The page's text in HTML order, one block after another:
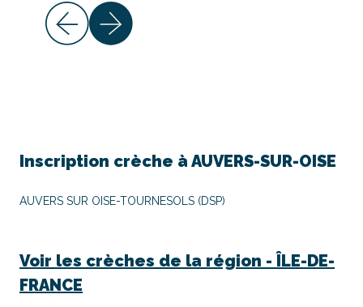
Inscription crèche à AUVERS-SUR-OISE
AUVERS SUR OISE-TOURNESOLS (DSP)
Voir les crèches de la région - ÎLE-DE-
FRANCE